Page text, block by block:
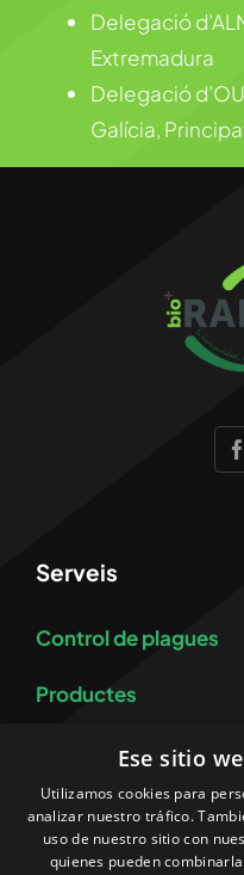
Delegació
Extremadura
Delegació
Galícia,
Serveis
Control de plagues
Productes
Control i prevenció
Ese sitio
Utilizamos cookies para
analizar nuestro tráfico.
uso de nuestro sitio con
quienes pueden